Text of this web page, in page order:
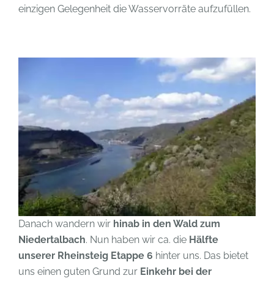
einzigen Gelegenheit die Wasservorräte aufzufüllen.
Danach wandern wir hinab in den Wald zum
Niedertalbach. Nun haben wir ca. die Hälfte
unserer Rheinsteig Etappe 6 hinter uns. Das bietet
uns einen guten Grund zur Einkehr bei der